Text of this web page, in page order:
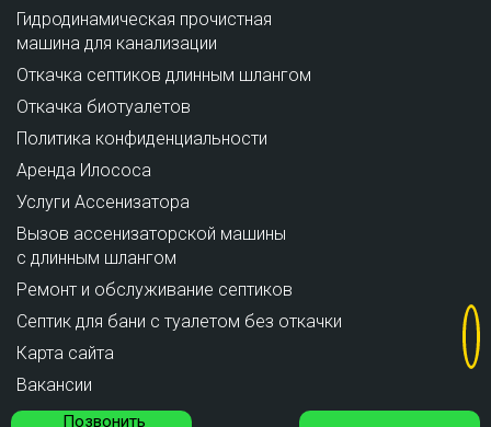
Гидродинамическая прочистная
машина для канализации
Откачка септиков длинным шлангом
Откачка биотуалетов
Политика конфиденциальности
Аренда Илососа
Услуги Ассенизатора
Вызов ассенизаторской машины
с длинным шлангом
Ремонт и обслуживание cептиков
Септик для бани с туалетом без откачки
Карта сайта
Вакансии
Позвонить